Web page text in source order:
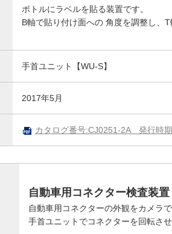
ボトルにラベルを貼る装置です。
B軸で貼り付け面への 角度を調整し、
手首ユニット【WU-S】
2017年5月
カタログ番号:CJ0251-2A 発行時
自動車用コネクター検査装置
自動車用コネクターの外観をカメラ
手首ユニットでコネクターを回転さ